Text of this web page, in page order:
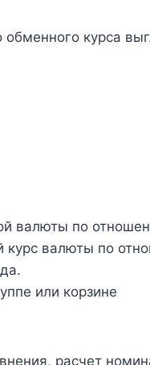
курса
валюты по
валюты по
или корзине
расчет